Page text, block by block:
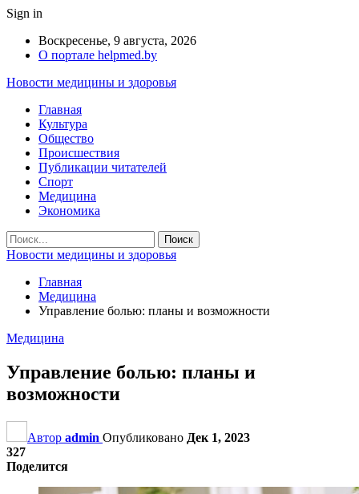
Sign in
Воскресенье, 9 августа, 2026
О портале helpmed.by
Новости медицины и здоровья
Главная
Культура
Общество
Происшествия
Публикации читателей
Спорт
Медицина
Экономика
Новости медицины и здоровья
Главная
Медицина
Управление болью: планы и возможности
Медицина
Управление болью: планы и
возможности
Автор admin Опубликовано Дек 1, 2023
327
Поделится